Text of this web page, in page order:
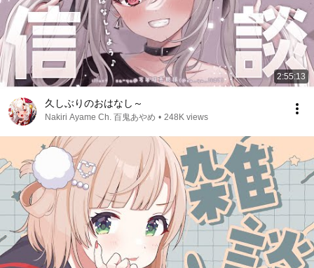
2:55:13
久しぶりのおはなし～
Nakiri Ayame Ch. 百鬼あやめ • 248K views